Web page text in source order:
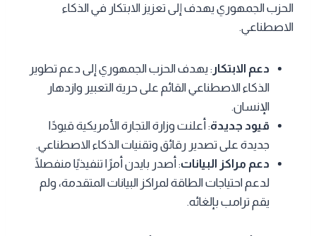
الحزب الجمهوري يهدف إلى تعزيز الابتكار في الذكاء
الاصطناعي.
دعم الابتكار : يهدف الحزب الجمهوري إلى دعم تطوير
الذكاء الاصطناعي القائم على حرية التعبير وازدهار
الإنسان.
قيود جديدة: أعلنت وزارة التجارة الأمريكية قيودًا
جديدة على تصدير رقائق وتقنيات الذكاء الاصطناعي.
دعم مراكز البيانات: أصدر بايدن أمرًا تنفيذيًا منفصلًا
لدعم احتياجات الطاقة لمراكز البيانات المتقدمة، ولم
يقم ترامب بإلغائه.